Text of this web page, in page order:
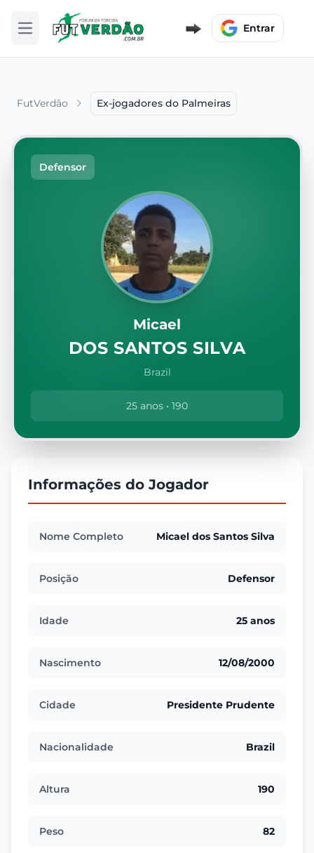
Abrir menu Entrar
FutVerdão Ex-jogadores do Palmeiras
Defensor
Micael
DOS SANTOS SILVA
Brazil
25 anos • 190
Informações do Jogador
Nome Completo Micael dos Santos Silva
Posição Defensor
Idade 25 anos
Nascimento 12/08/2000
Cidade Presidente Prudente
Nacionalidade Brazil
Altura 190
Peso 82